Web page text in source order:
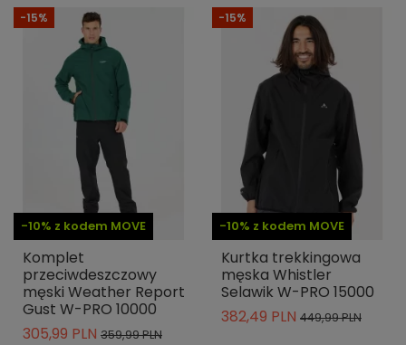
-10% z kodem MOVE
-15%
Komplet
przeciwdeszczowy
męski Weather Report
Gust W-PRO 10000
305,99 PLN 359,99 PLN
-10% z kodem MOVE
-15%
Kurtka trekkingowa
męska Whistler
Selawik W-PRO 15000
382,49 PLN 449,99 PLN